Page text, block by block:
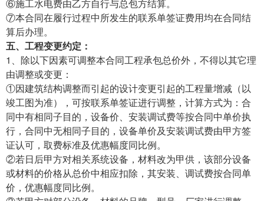
⑥施工水电费由乙方自行与总包方结算。
⑦本合同在履行过程中所发生的联系单签证费用均在合同结
算后办理。
五、工程变更约定：
1、除以下因素可调整本合同工程承包总价外，不得以其它理
由调整或变更：
①因建筑结构调整而引起的设计变更引起的工程量增减（以
竣工图为准），可按联系单签证进行调整，计算方式为：合
同中有相同子目的，设备价、安装调试费等按合同中单价执
行，合同中无相同子目的，设备单价及安装调试费由甲方签
证认可，取费标准及优惠幅度同比例。
②若日后甲方对相关系统设备，材料改为甲供，该部分设备
或材料的价格从总价中相应扣除，其安装、调试费按合同单
价，优惠幅度同比例。